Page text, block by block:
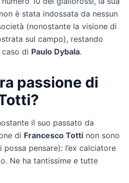
è stata indossata da nessun
(nonostante la visione di
sul campo), restando
di Paulo Dybala.
passione di
il suo passato da
di Francesco Totti non sono
pensare): l’ex calciatore
Ne ha tantissime e tutte